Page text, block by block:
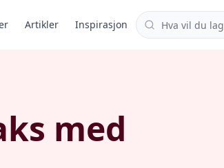
Artikler Inspirasjon Søk i oppskrifter
med